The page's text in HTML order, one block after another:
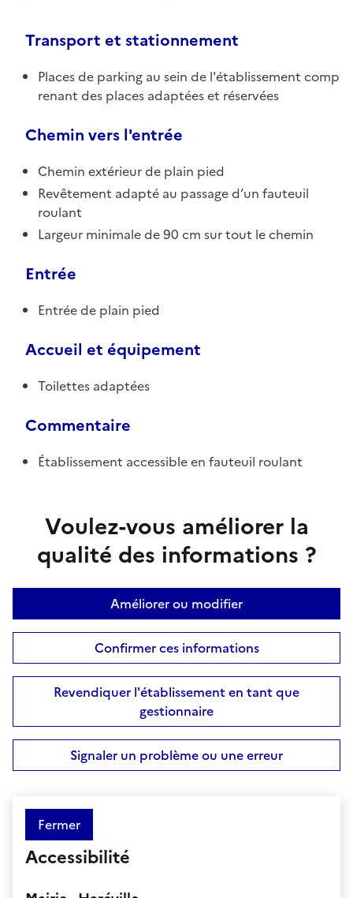
Transport et stationnement
Places de parking au sein de l'établissement comp
renant des places adaptées et réservées
Chemin vers l'entrée
Chemin extérieur de plain pied
Revêtement adapté au passage d’un fauteuil
roulant
Largeur minimale de 90 cm sur tout le chemin
Entrée
Entrée de plain pied
Accueil et équipement
Toilettes adaptées
Commentaire
Établissement accessible en fauteuil roulant
Voulez-vous améliorer la
qualité des informations ?
Améliorer ou modifier
Confirmer ces informations
Revendiquer l'établissement en tant que
gestionnaire
Signaler un problème ou une erreur
Fermer
Accessibilité